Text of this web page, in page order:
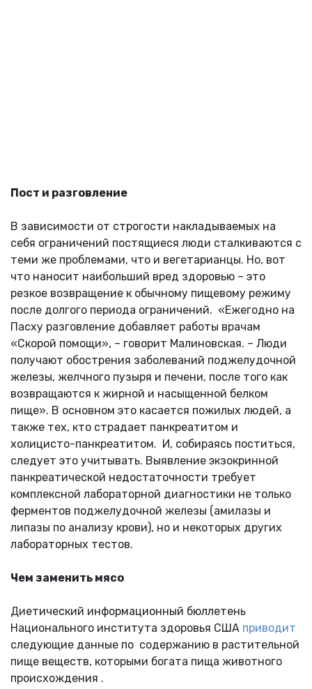
Пост и разговление
В зависимости от строгости накладываемых на
себя ограничений постящиеся люди сталкиваются с
теми же проблемами, что и вегетарианцы. Но, вот
что наносит наибольший вред здоровью – это
резкое возвращение к обычному пищевому режиму
после долгого периода ограничений. «Ежегодно на
Пасху разговление добавляет работы врачам
«Скорой помощи», – говорит Малиновская. – Люди
получают обострения заболеваний поджелудочной
железы, желчного пузыря и печени, после того как
возвращаются к жирной и насыщенной белком
пище». В основном это касается пожилых людей, а
также тех, кто страдает панкреатитом и
холицисто-панкреатитом. И, собираясь поститься,
следует это учитывать. Выявление экзокринной
панкреатической недостаточности требует
комплексной лабораторной диагностики не только
ферментов поджелудочной железы (амилазы и
липазы по анализу крови), но и некоторых других
лабораторных тестов.
Чем заменить мясо
Диетический информационный бюллетень
Национального института здоровья США приводит
следующие данные по содержанию в растительной
пище веществ, которыми богата пища животного
происхождения .